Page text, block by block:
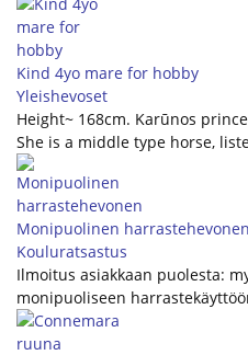
Kind 4yo mare for hobby
Yleishevoset
Height~ 168cm. Karūnos
She is a middle type horse,
Monipuolinen harrastehevonen
Kouluratsastus
Ilmoitus asiakkaan puolesta:
monipuoliseen